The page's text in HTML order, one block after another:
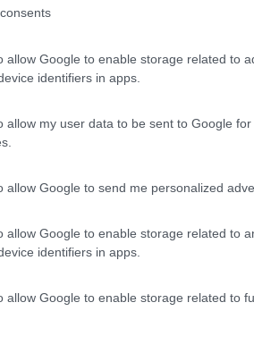
allow Google to enable storage related to
identifiers in apps.
allow my user data to be sent to Google
allow Google to send me personalized
allow Google to enable storage related to
identifiers in apps.
allow Google to enable storage related to
- 123.3km
strasse 36